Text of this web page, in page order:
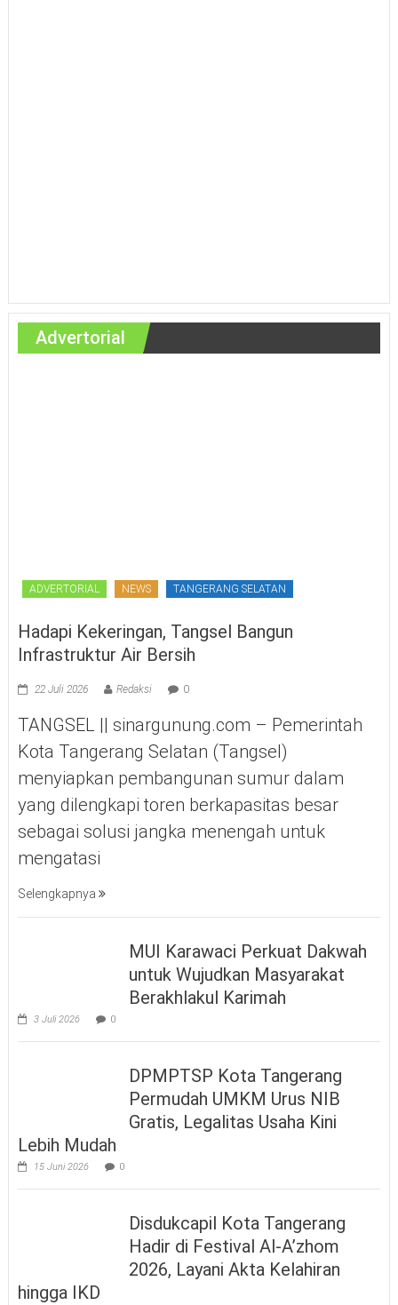
Advertorial
ADVERTORIAL NEWS TANGERANG SELATAN
Hadapi Kekeringan, Tangsel Bangun
Infrastruktur Air Bersih
22 Juli 2026 Redaksi 0
TANGSEL || sinargunung.com – Pemerintah
Kota Tangerang Selatan (Tangsel)
menyiapkan pembangunan sumur dalam
yang dilengkapi toren berkapasitas besar
sebagai solusi jangka menengah untuk
mengatasi
Selengkapnya
MUI Karawaci Perkuat Dakwah
untuk Wujudkan Masyarakat
Berakhlakul Karimah
3 Juli 2026 0
DPMPTSP Kota Tangerang
Permudah UMKM Urus NIB
Gratis, Legalitas Usaha Kini
Lebih Mudah
15 Juni 2026 0
Disdukcapil Kota Tangerang
Hadir di Festival Al-A’zhom
2026, Layani Akta Kelahiran
hingga IKD